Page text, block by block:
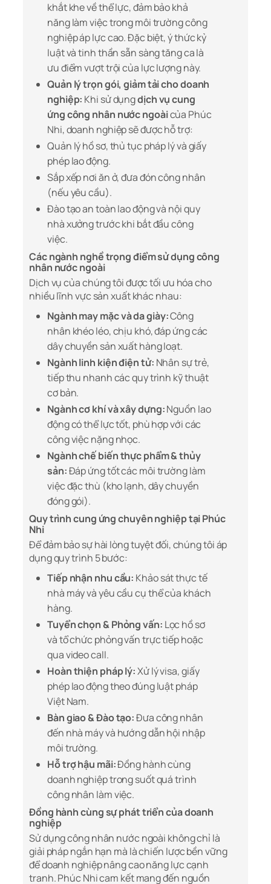
khắt khe về thể lực, đảm bảo khả
năng làm việc trong môi trường công
nghiệp áp lực cao. Đặc biệt, ý thức kỷ
luật và tinh thần sẵn sàng tăng ca là
ưu điểm vượt trội của lực lượng này.
Quản lý trọn gói, giảm tải cho doanh
nghiệp: Khi sử dụngdịch vụ cung
ứng công nhân nước ngoàicủa Phúc
Nhi, doanh nghiệp sẽ được hỗ trợ:
Quản lý hồ sơ, thủ tục pháp lý và giấy
phép lao động.
Sắp xếp nơi ăn ở, đưa đón công nhân
(nếu yêu cầu).
Đào tạo an toàn lao động và nội quy
nhà xưởng trước khi bắt đầu công
việc.
Các ngành nghề trọng điểm sử dụng công
nhân nước ngoài
Dịch vụ của chúng tôi được tối ưu hóa cho
nhiều lĩnh vực sản xuất khác nhau:
Ngành may mặc và da giày:Công
nhân khéo léo, chịu khó, đáp ứng các
dây chuyền sản xuất hàng loạt.
Ngành linh kiện điện tử: Nhân sự trẻ,
tiếp thu nhanh các quy trình kỹ thuật
cơ bản.
Ngành cơ khí và xây dựng:Nguồn lao
động có thể lực tốt, phù hợp với các
công việc nặng nhọc.
Ngành chế biến thực phẩm & thủy
sản:Đáp ứng tốt các môi trường làm
việc đặc thù (kho lạnh, dây chuyền
đóng gói).
Quy trình cung ứng chuyên nghiệp tại Phúc
Nhi
Để đảm bảo sự hài lòng tuyệt đối, chúng tôi áp
dụng quy trình 5 bước:
Tiếp nhận nhu cầu: Khảo sát thực tế
nhà máy và yêu cầu cụ thể của khách
hàng.
Tuyển chọn & Phỏng vấn: Lọc hồ sơ
và tổ chức phỏng vấn trực tiếp hoặc
qua video call.
Hoàn thiện pháp lý:Xử lý visa, giấy
phép lao động theo đúng luật pháp
Việt Nam.
Bàn giao & Đào tạo:Đưa công nhân
đến nhà máy và hướng dẫn hội nhập
môi trường.
Hỗ trợ hậu mãi:Đồng hành cùng
doanh nghiệp trong suốt quá trình
công nhân làm việc.
Đồng hành cùng sự phát triển của doanh
nghiệp
Sử dụng công nhân nước ngoài không chỉ là
giải pháp ngắn hạn mà là chiến lược bền vững
để doanh nghiệp nâng cao năng lực cạnh
tranh. Phúc Nhi cam kết mang đến nguồn